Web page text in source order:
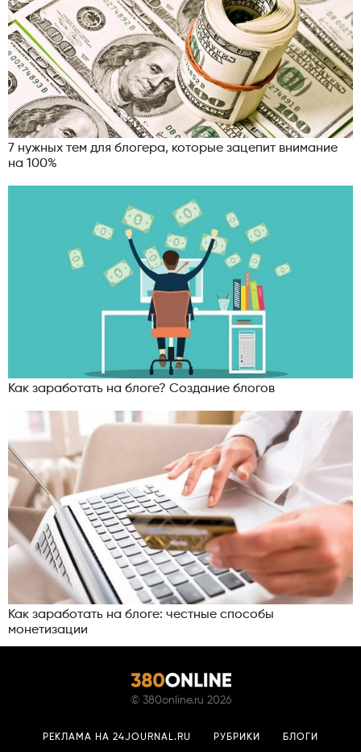
7 нужных тем для блогера, которые зацепит внимание
на 100%
Как заработать на блоге? Создание блогов
Как заработать на блоге: честные способы
монетизации
© 380online.ru 2026
РЕКЛАМА НА 24JOURNAL.RU РУБРИКИ БЛОГИ